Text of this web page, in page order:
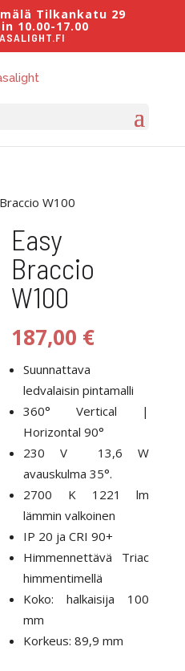
Tilkankatu 29
10.00-17.00
W100
Easy
Braccio
W100
187,00 €
Suunnattava
ledvalaisin pintamalli
360° Vertical |
Horizontal 90°
230 V 13,6 W
avauskulma 35°.
2700 K 1221 lm
lämmin valkoinen
IP 20 ja CRI 90+
Himmennettävä Triac
himmentimellä
Koko: halkaisija 100
mm
Korkeus: 89,9 mm